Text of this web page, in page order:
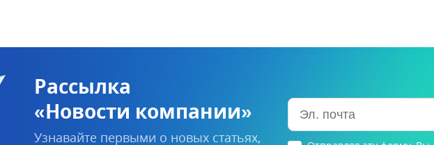
Рассылка
«Новости компании»
Узнавайте первыми о новых статьях,